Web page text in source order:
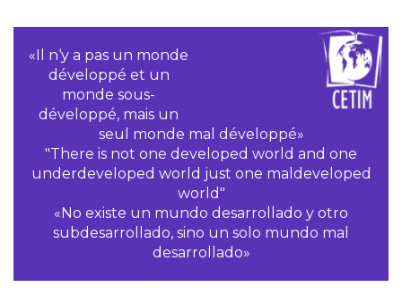
«Il n‘y a pas un monde
développé et un
monde sous-
développé, mais un
seul monde mal développé»
"There is not one developed world and one
underdeveloped world just one maldeveloped
world"
«No existe un mundo desarrollado y otro
subdesarrollado, sino un solo mundo mal
desarrollado»